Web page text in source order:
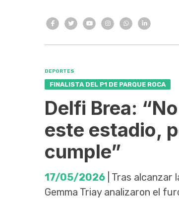
DEPORTES
FINALISTA DEL P1 DE PARQUE ROCA
Delfi Brea:
este estadio,
cumple”
17/05/2026 | Tras
Gemma Triay analizaron el